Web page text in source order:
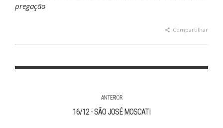
pregação
Compartilhar
ANTERIOR
16/12 - SÃO JOSÉ MOSCATI